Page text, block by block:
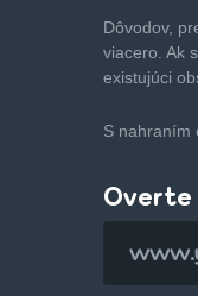
Dôvodov,
viacero. Ak
existujúci
S nahraním
Overte